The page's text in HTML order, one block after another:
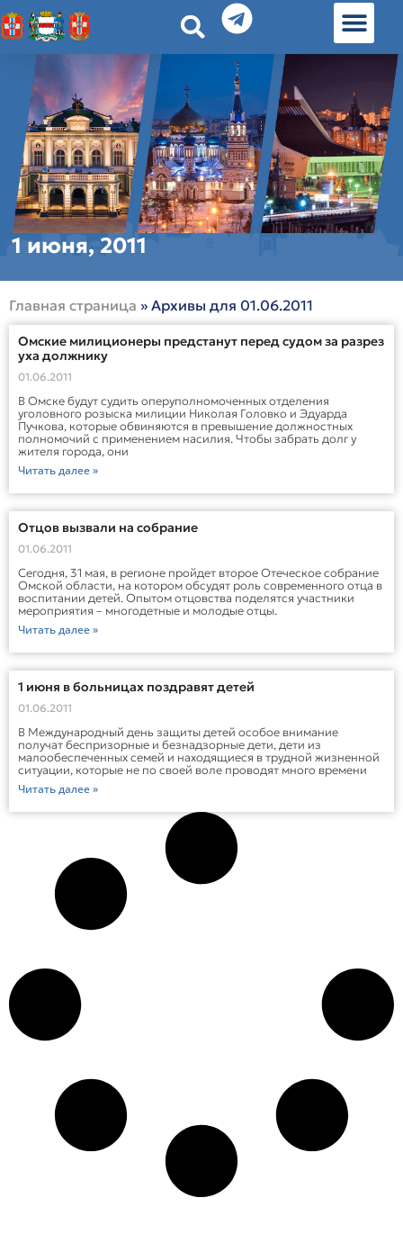
1 июня, 2011
Главная страница » Архивы для 01.06.2011
Омские милиционеры предстанут перед судом за разрез
уха должнику
01.06.2011
В Омске будут судить оперуполномоченных отделения
уголовного розыска милиции Николая Головко и Эдуарда
Пучкова, которые обвиняются в превышение должностных
полномочий с применением насилия. Чтобы забрать долг у
жителя города, они
Читать далее »
Отцов вызвали на собрание
01.06.2011
Сегодня, 31 мая, в регионе пройдет второе Отеческое собрание
Омской области, на котором обсудят роль современного отца в
воспитании детей. Опытом отцовства поделятся участники
мероприятия – многодетные и молодые отцы.
Читать далее »
1 июня в больницах поздравят детей
01.06.2011
В Международный день защиты детей особое внимание
получат беспризорные и безнадзорные дети, дети из
малообеспеченных семей и находящиеся в трудной жизненной
ситуации, которые не по своей воле проводят много времени
Читать далее »